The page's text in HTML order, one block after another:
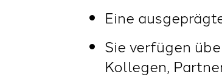
Eine
Sie verfügen
Kollegen,